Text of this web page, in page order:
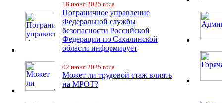
18 июня 2025 года
Пограничное управление
Федеральной службы
безопасности Российской
Федерации по Сахалинской
области информирует
02 июня 2025 года
Может ли трудовой стаж влиять
на МРОТ?